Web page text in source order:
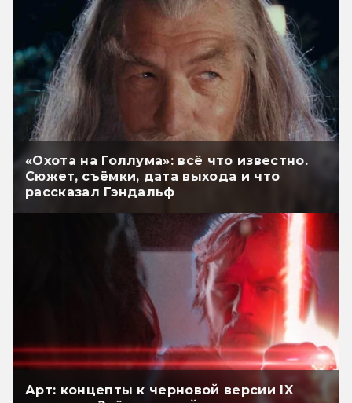
«Охота на Голлума»: всё что известно.
Сюжет, съёмки, дата выхода и что
рассказал Гэндальф
Арт: концепты к черновой версии IX